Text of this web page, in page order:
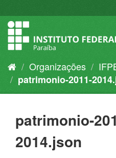
Organizações
patrimonio-2011-
patrimonio-
2014.json